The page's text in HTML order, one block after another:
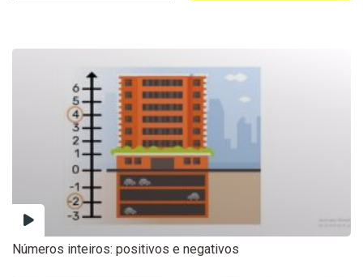
Números inteiros: positivos e negativos